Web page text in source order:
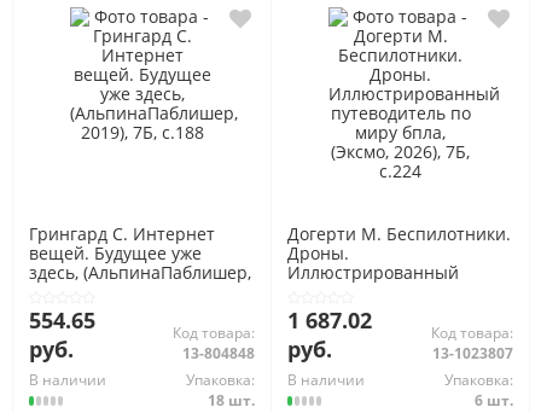
Грингард С. Интернет
вещей. Будущее уже
здесь, (АльпинаПаблишер,
554.65
руб.
Код товара:
13-804848
В наличии
Упаковка:
18 шт.
Догерти М. Беспилотники.
Дроны.
Иллюстрированный
бпла, (Эксмо, 2026), 7Б,
c.224
1 687.02
руб.
Код товара:
13-1023807
В наличии
Упаковка:
6 шт.